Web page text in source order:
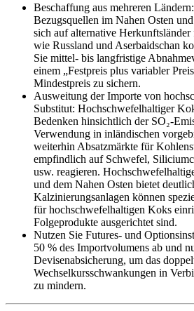
Beschaffung aus mehreren
Bezugsquellen im Nahen Osten
sich auf alternative
wie Russland und Aserbaidschan
Sie mittel- bis langfristige
einem „Festpreis plus variabler
Mindestpreis zu sichern.
Ausweitung der Importe von
Substitut: Hochschwefelhaltiger
Bedenken hinsichtlich der SO₂-
Verwendung in inländischen
weiterhin Absatzmärkte für
empfindlich auf Schwefel,
usw. reagieren.
und dem Nahen Osten bietet
Kalzinierungsanlagen können
für hochschwefelhaltigen Koks
Folgeprodukte ausgerichtet sind.
Nutzen Sie Futures- und
50 % des Importvolumens ab und
Devisenabsicherung, um das
Wechselkursschwankungen in
zu mindern.